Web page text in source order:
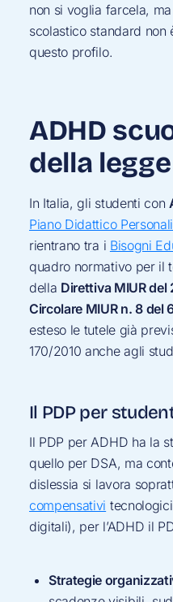
non si voglia farcela,
scolastico standard non
questo profilo.
ADHD
della
In Italia, gli studenti con
Piano Didattico
rientrano tra i Bisogni
quadro normativo per il
della Direttiva MIUR del
Circolare MIUR n. 8 del
esteso le tutele già
170/2010 anche agli
Il PDP per
Il PDP per ADHD ha la
quello per DSA, ma
dislessia si lavora
compensativi
digitali), per l’ADHD il
Strategie